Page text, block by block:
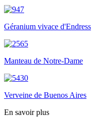
Géranium vivace d'Endress
Manteau de Notre-Dame
Verveine de Buenos Aires
En savoir plus